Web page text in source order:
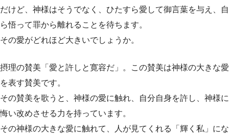
だけど、神様はそうでなく、ひたすら愛して御言葉を与え、自
ら悟って罪から離れることを待ちます。
その愛がどれほど大きいでしょうか。
摂理の賛美「愛と許しと寛容だ」。この賛美は神様の大きな愛
を表す賛美です。
その賛美を歌うと、神様の愛に触れ、自分自身を許し、神様に
悔い改めさせる力を持っています。
その神様の大きな愛に触れて、人が見てくれる「輝く私」にな